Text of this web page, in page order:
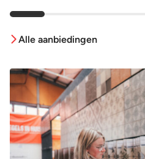
was:
is:
Alle aanbiedingen